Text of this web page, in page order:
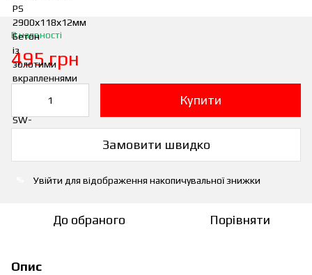
В наявності
495 грн
Купити
Замовити швидко
Увійти для відображення накопичувальної знижки
До обраного Порівняти
Опис